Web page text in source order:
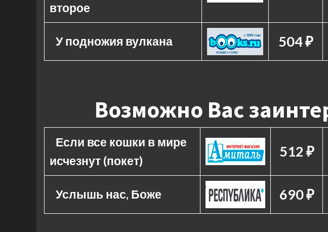
второе
У подножия вулкана 504 ₽
Возможно Вас
Если все кошки в мире
исчезнут (покет)
512 ₽
Услышь нас, Боже 690 ₽